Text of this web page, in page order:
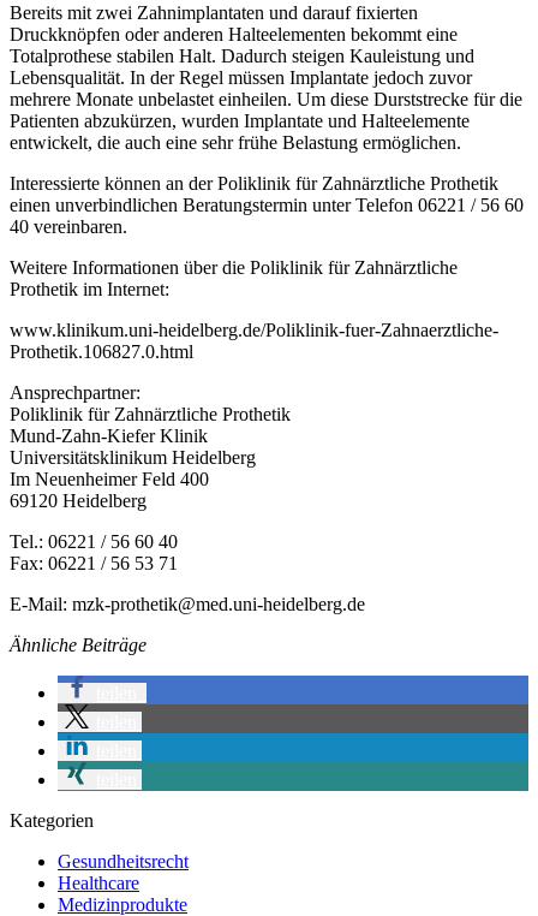
Bereits mit zwei Zahnimplantaten und darauf fixierten
Druckknöpfen oder anderen Halteelementen bekommt eine
Totalprothese stabilen Halt. Dadurch steigen Kauleistung und
Lebensqualität. In der Regel müssen Implantate jedoch zuvor
mehrere Monate unbelastet einheilen. Um diese Durststrecke für die
Patienten abzukürzen, wurden Implantate und Halteelemente
entwickelt, die auch eine sehr frühe Belastung ermöglichen.
Interessierte können an der Poliklinik für Zahnärztliche Prothetik
einen unverbindlichen Beratungstermin unter Telefon 06221 / 56 60
40 vereinbaren.
Weitere Informationen über die Poliklinik für Zahnärztliche
Prothetik im Internet:
www.klinikum.uni-heidelberg.de/Poliklinik-fuer-Zahnaerztliche-
Prothetik.106827.0.html
Ansprechpartner:
Poliklinik für Zahnärztliche Prothetik
Mund-Zahn-Kiefer Klinik
Universitätsklinikum Heidelberg
Im Neuenheimer Feld 400
69120 Heidelberg
Tel.: 06221 / 56 60 40
Fax: 06221 / 56 53 71
E-Mail: mzk-prothetik@med.uni-heidelberg.de
Ähnliche Beiträge
Kategorien
Gesundheitsrecht
Healthcare
Medizinprodukte